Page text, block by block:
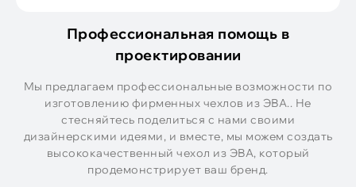
Профессиональная помощь в
проектировании
Мы предлагаем профессиональные возможности по
изготовлению фирменных чехлов из ЭВА.. Не
стесняйтесь поделиться с нами своими
дизайнерскими идеями, и вместе, мы можем создать
высококачественный чехол из ЭВА, который
продемонстрирует ваш бренд.